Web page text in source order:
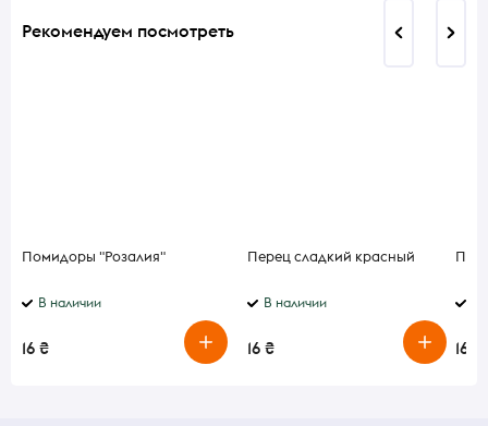
Рекомендуем посмотреть
Помидоры "Розалия"
В наличии
16 ₴
Перец сладкий красный
В наличии
16 ₴ 16 ₴